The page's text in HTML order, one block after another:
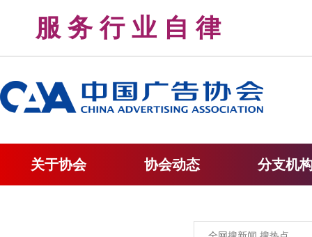
服 务 行 业 自 律
关于协会 协会动态 分支机